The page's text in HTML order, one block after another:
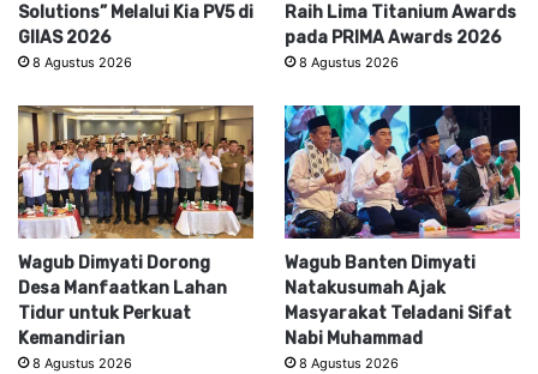
Solutions” Melalui Kia PV5 di
GIIAS 2026
8 Agustus 2026
Raih Lima Titanium Awards
pada PRIMA Awards 2026
8 Agustus 2026
Wagub Dimyati Dorong
Desa Manfaatkan Lahan
Tidur untuk Perkuat
Kemandirian
8 Agustus 2026
Wagub Banten Dimyati
Natakusumah Ajak
Masyarakat Teladani Sifat
Nabi Muhammad
8 Agustus 2026